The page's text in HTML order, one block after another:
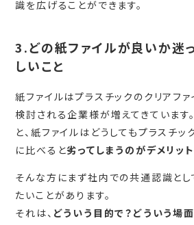
識を広げることができます。
3.どの紙ファイルが良いか迷
しいこと
紙ファイルはプラスチックのクリアフ
検討される企業様が増えてきています
と、紙ファイルはどうしてもプラスチッ
に比べると劣ってしまうのがデメリット
そんな方にまず社内での共通認識とし
たいことがあります。
それは、 どういう目的で？どういう場